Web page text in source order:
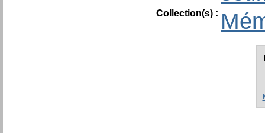
Collection(s) :